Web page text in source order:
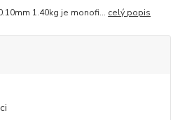
1.40kg je monofi... celý popis